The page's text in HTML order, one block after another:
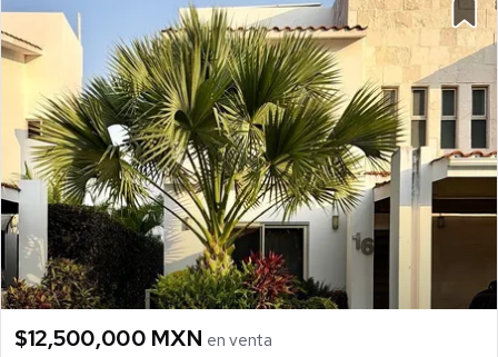
$12,500,000 MXN en venta